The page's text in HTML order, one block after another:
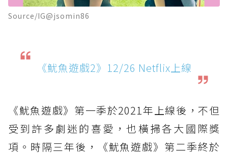
Source/IG@jsomin86
《魷魚遊戲2》12/26 Netflix上線
《魷魚遊戲》第一季於2021年上線後，不但
受到許多劇迷的喜愛，也橫掃各大國際獎
項。時隔三年後，《魷魚遊戲》第二季終於